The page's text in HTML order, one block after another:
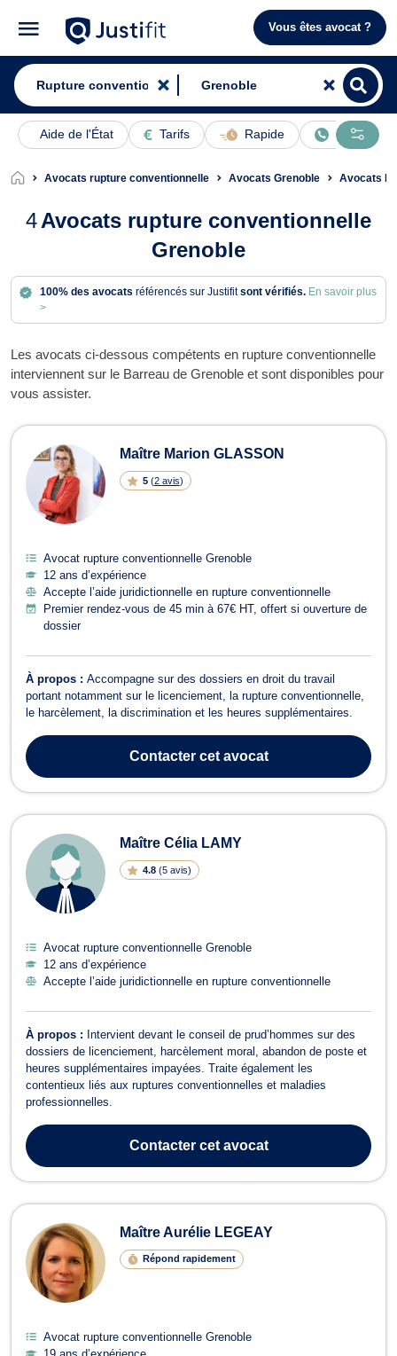
Vous êtes avocat ?
Aide de l'État Tarifs Rapide En ligne
Avocats rupture conventionnelle Avocats Grenoble Avocats
4Avocats rupture conventionnelle
Grenoble
100% des avocats référencés sur Justifitsont vérifiés. En savoir plus
>
Les avocats ci-dessous compétents en rupture conventionnelle
interviennent sur le Barreau de Grenoble et sont disponibles pour
vous assister.
Avocats en rupture conventionnelle
Maître Marion GLASSON
5 (2 avis)
Avocat rupture conventionnelle Grenoble
12 ans d’expérience
Accepte l’aide juridictionnelle en rupture conventionnelle
Premier rendez-vous de 45 min à 67€ HT, offert si ouverture de
dossier
À propos : Accompagne sur des dossiers en droit du travail
portant notamment sur le licenciement, la rupture conventionnelle,
le harcèlement, la discrimination et les heures supplémentaires.
Contactercet avocat
Maître Célia LAMY
4.8 (5 avis)
Avocat rupture conventionnelle Grenoble
12 ans d’expérience
Accepte l’aide juridictionnelle en rupture conventionnelle
À propos : Intervient devant le conseil de prud’hommes sur des
dossiers de licenciement, harcèlement moral, abandon de poste et
heures supplémentaires impayées. Traite également les
contentieux liés aux ruptures conventionnelles et maladies
professionnelles.
Contactercet avocat
Maître Aurélie LEGEAY
Répond rapidement
Avocat rupture conventionnelle Grenoble